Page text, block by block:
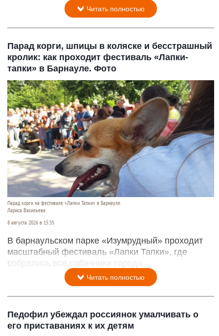
Читать полностью
Парад корги, шпицы в коляске и бесстрашный
кролик: как проходит фестиваль «Лапки-
тапки» в Барнауле. Фото
Парад корги на фестивале «Лапки Тапки» в Барнауле.
Лариса Васильева
8 августа 2026 в 15:35
В барнаульском парке «Изумрудный» проходит
масштабный фестиваль «Лапки Тапки», где
собрались все собачники города.
Читать полностью
Педофил убеждал россиянок умалчивать о
его приставаниях к их детям